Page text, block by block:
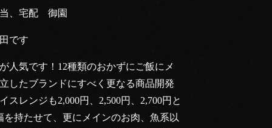
、宅配 御園
です
人気です！12種類のおかずにご飯にメ
したブランドにすべく更なる商品開発
スレンジも2,000円、2,500円、2,700円と
持たせて、更にメインのお肉、魚系以